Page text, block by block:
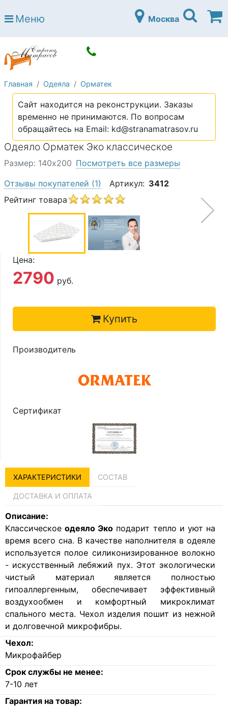
Страна матрасов
Open submenu (Матрасы)
Open submenu (Кровати)
Кровати
Open submenu (Аксессуары)
Open submenu (Диваны)
Диваны
Open submenu (Постельное белье)
Постельное белье
Open submenu (Мебель)
Мебель
Open submenu (Основания)
Основания
Open submenu (Детские матрасы)
Open submenu (Детские кровати)
Детские кровати
Шкафы
О компании
Контакты
Доставка по городу
Меню Москва
Главная Одеяла Орматек
Сайт находится на реконструкции. Заказы
временно не принимаются. По вопросам
обращайтесь на Email: kd@stranamatrasov.ru
Одеяло Орматек Эко классическое
Размер: 140х200 Посмотреть все размеры
Отзывы покупателей (1) Артикул: 3412
Рейтинг товара
Цена:
2790 руб.
Купить
Производитель
Сертификат
ХАРАКТЕРИСТИКИ СОСТАВ
ДОСТАВКА И ОПЛАТА
Описание:
Классическое одеяло Эко подарит тепло и уют на
время всего сна. В качестве наполнителя в одеяле
используется полое силиконизированное волокно
- искусственный лебяжий пух. Этот экологически
чистый материал является полностью
гипоаллергенным, обеспечивает эффективный
воздухообмен и комфортный микроклимат
спального места. Чехол изделия пошит из нежной
и долговечной микрофибры.
Чехол:
Микрофайбер
Срок службы не менее:
7-10 лет
Гарантия на товар: